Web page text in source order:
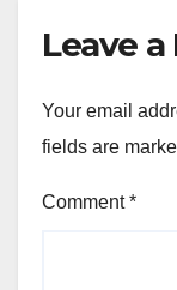
Leave a
Your email
fields are
Comment*